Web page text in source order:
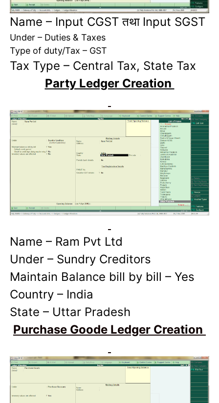
Name – Input CGST तथा Input SGST
Under – Duties & Taxes
Type of duty/Tax – GST
Tax Type – Central Tax, State Tax
Party Ledger Creation
Name – Ram Pvt Ltd
Under – Sundry Creditors
Maintain Balance bill by bill – Yes
Country – India
State – Uttar Pradesh
Purchase Goode Ledger Creation